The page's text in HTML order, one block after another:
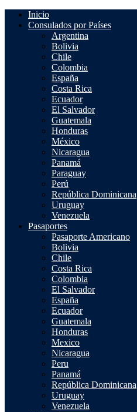
Saltar
Inicio
Consulados por Países
Argentina
Bolivia
Chile
Colombia
España
Costa Rica
Ecuador
El Salvador
Guatemala
Honduras
México
Nicaragua
Panamá
Paraguay
Perú
República Dominicana
Uruguay
Venezuela
Pasaportes
Pasaporte Americano
Bolivia
Chile
Costa Rica
Colombia
El Salvador
España
Ecuador
Guatemala
Honduras
Mexico
Nicaragua
Peru
Panamá
República Dominicana
Uruguay
Venezuela